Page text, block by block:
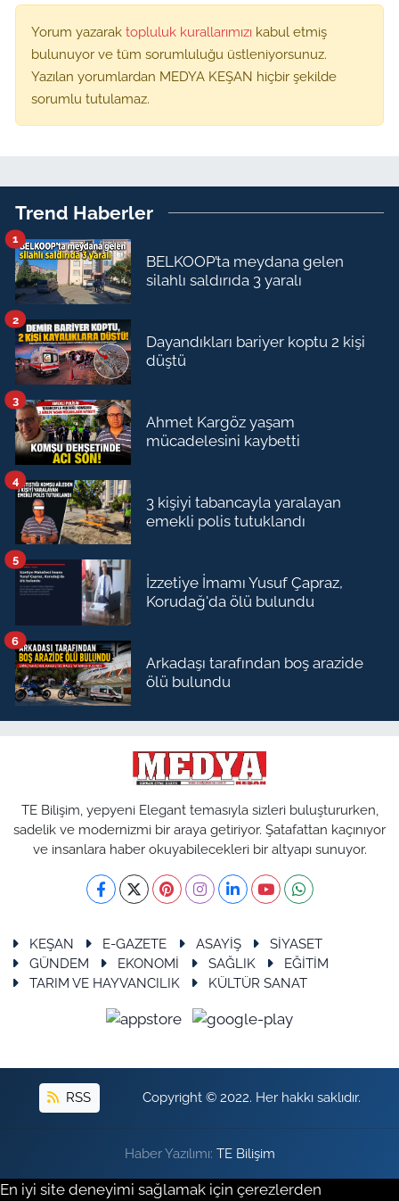
Yorum yazarak topluluk kurallarımızı kabul etmiş
bulunuyor ve tüm sorumluluğu üstleniyorsunuz.
Yazılan yorumlardan MEDYA KEŞAN hiçbir şekilde
sorumlu tutulamaz.
Trend Haberler
BELKOOP’ta meydana gelen
silahlı saldırıda 3 yaralı
1
Dayandıkları bariyer koptu 2 kişi
düştü
2
Ahmet Kargöz yaşam
mücadelesini kaybetti
3
3 kişiyi tabancayla yaralayan
emekli polis tutuklandı
4
İzzetiye İmamı Yusuf Çapraz,
Korudağ'da ölü bulundu
5
Arkadaşı tarafından boş arazide
ölü bulundu
6
TE Bilişim, yepyeni Elegant temasıyla sizleri buluştururken,
sadelik ve modernizmi bir araya getiriyor. Şatafattan kaçınıyor
ve insanlara haber okuyabilecekleri bir altyapı sunuyor.
KEŞAN E-GAZETE ASAYİŞ
SİYASET
GÜNDEM
EKONOMİ SAĞLIK
EĞİTİM
TARIM VE HAYVANCILIK
KÜLTÜR SANAT
RSS Copyright © 2022. Her hakkı saklıdır.
Haber Yazılımı: TE Bilişim
En iyi site deneyimi sağlamak için çerezlerden